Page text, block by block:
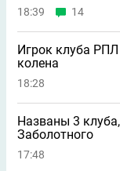
18:39 14
Игрок клуба
колена
18:28
Названы 3
Заболотного
17:48